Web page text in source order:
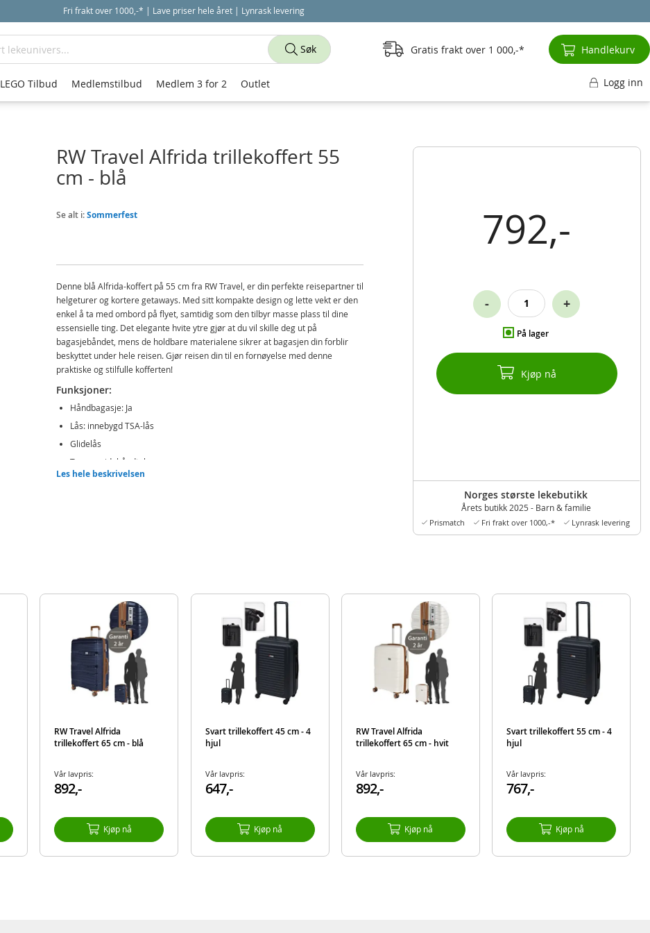
Fri frakt over 1000,-* | Lave priser hele året | Lynrask levering
792,-
På lager
- +
Kjøp nå
Norges største lekebutikk
Årets butikk 2025 - Barn & familie
Prismatch Fri frakt over 1000,-* Lynrask levering
RW Travel Alfrida trillekoffert 55
cm - blå
Se alt i:Sommerfest
Denne blå Alfrida-koffert på 55 cm fra RW Travel, er din perfekte reisepartner til
helgeturer og kortere getaways. Med sitt kompakte design og lette vekt er den
enkel å ta med ombord på flyet, samtidig som den tilbyr masse plass til dine
essensielle ting. Det elegante hvite ytre gjør at du vil skille deg ut på
bagasjebåndet, mens de holdbare materialene sikrer at bagasjen din forblir
beskyttet under hele reisen. Gjør reisen din til en fornøyelse med denne
praktiske og stilfulle kofferten!
Funksjoner:
Håndbagasje: Ja
Lås: innebygd TSA-lås
Glidelås
Top- og sidehåndtak
Trillehåndtak: dobbeltrør
RW Travel Alfrida trillekoffert - 55 cm
Detaljer:
Farge: blå og brun
Materiale: 100% polypropylen
Mål: 55 cm (H)
EAN 7392265550738
Les hele beskrivelsen
RW Travel Alfrida
trillekoffert 65 cm - blå
Vår lavpris:
892,-
Kjøp nå
Svart trillekoffert 45 cm - 4
hjul
Vår lavpris:
647,-
Kjøp nå
RW Travel Alfrida
trillekoffert 65 cm - hvit
Vår lavpris:
892,-
Kjøp nå
Svart trillekoffert 55 cm - 4
hjul
Vår lavpris:
767,-
Kjøp nå
Søk Gratis frakt over 1 000,- Handlekurv
LEGO Tilbud Medlemstilbud Medlem 3 for 2 Outlet Logg inn